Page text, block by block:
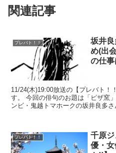
関連記事
プレバト！！
坂井
め(出
の仕事
11/24(木)19:00放送の【プレバト！
す。 今回の俳句のお題は「ピザ窯」。 出演者の１人であるお笑いコ
ンビ・鬼越トマホークの坂井良多
プレバト！！
千原
優・